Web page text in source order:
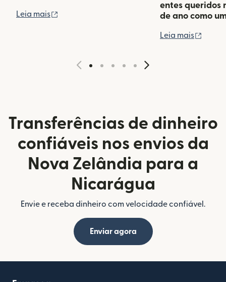
Leia mais
entes queridos
de ano como
Leia mais
Transferências de dinheiro
confiáveis nos envios da
Nova Zelândia para a
Nicarágua
Envie e receba dinheiro com velocidade confiável.
Enviar agora